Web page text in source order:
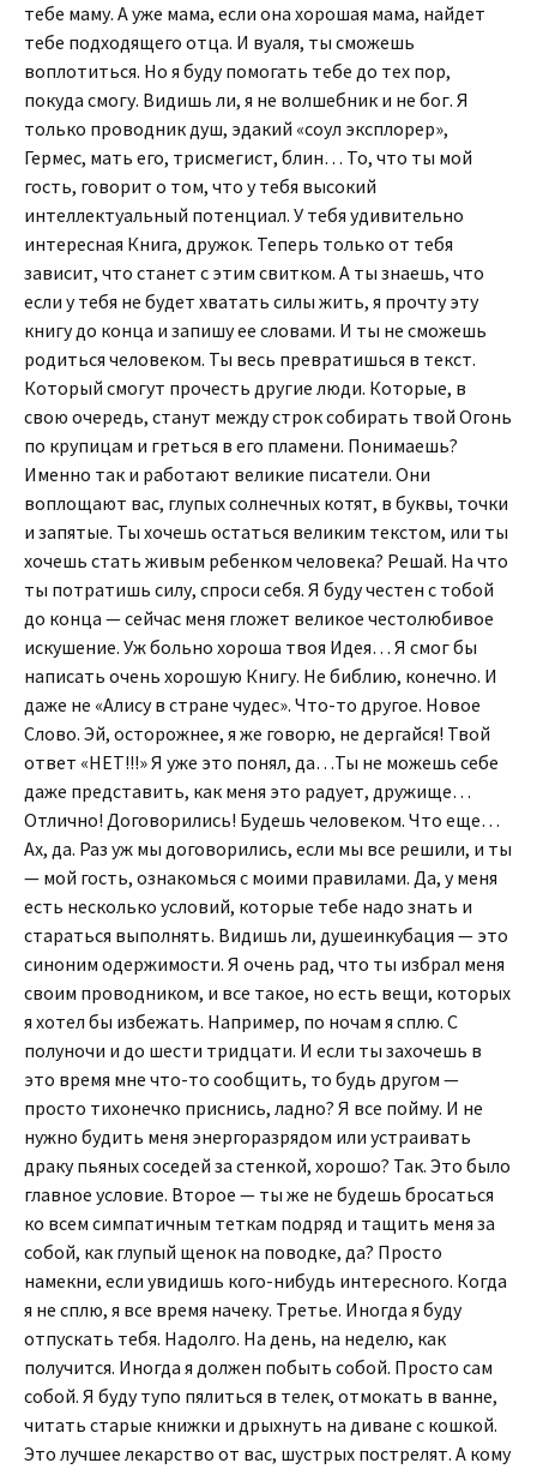
тебе маму. А уже мама, если она хорошая мама, найдет
тебе подходящего отца. И вуаля, ты сможешь
воплотиться. Но я буду помогать тебе до тех пор,
покуда смогу. Видишь ли, я не волшебник и не бог. Я
только проводник душ, эдакий «соул эксплорер»,
Гермес, мать его, трисмегист, блин… То, что ты мой
гость, говорит о том, что у тебя высокий
интеллектуальный потенциал. У тебя удивительно
интересная Книга, дружок. Теперь только от тебя
зависит, что станет с этим свитком. А ты знаешь, что
если у тебя не будет хватать силы жить, я прочту эту
книгу до конца и запишу ее словами. И ты не сможешь
родиться человеком. Ты весь превратишься в текст.
Который смогут прочесть другие люди. Которые, в
свою очередь, станут между строк собирать твой Огонь
по крупицам и греться в его пламени. Понимаешь?
Именно так и работают великие писатели. Они
воплощают вас, глупых солнечных котят, в буквы, точки
и запятые. Ты хочешь остаться великим текстом, или ты
хочешь стать живым ребенком человека? Решай. На что
ты потратишь силу, спроси себя. Я буду честен с тобой
до конца — сейчас меня гложет великое честолюбивое
искушение. Уж больно хороша твоя Идея… Я смог бы
написать очень хорошую Книгу. Не библию, конечно. И
даже не «Алису в стране чудес». Что-то другое. Новое
Слово. Эй, осторожнее, я же говорю, не дергайся! Твой
ответ «НЕТ!!!» Я уже это понял, да…Ты не можешь себе
даже представить, как меня это радует, дружище…
Отлично! Договорились! Будешь человеком. Что еще…
Ах, да. Раз уж мы договорились, если мы все решили, и ты
— мой гость, ознакомься с моими правилами. Да, у меня
есть несколько условий, которые тебе надо знать и
стараться выполнять. Видишь ли, душеинкубация — это
синоним одержимости. Я очень рад, что ты избрал меня
своим проводником, и все такое, но есть вещи, которых
я хотел бы избежать. Например, по ночам я сплю. С
полуночи и до шести тридцати. И если ты захочешь в
это время мне что-то сообщить, то будь другом —
просто тихонечко приснись, ладно? Я все пойму. И не
нужно будить меня энергоразрядом или устраивать
драку пьяных соседей за стенкой, хорошо? Так. Это было
главное условие. Второе — ты же не будешь бросаться
ко всем симпатичным теткам подряд и тащить меня за
собой, как глупый щенок на поводке, да? Просто
намекни, если увидишь кого-нибудь интересного. Когда
я не сплю, я все время начеку. Третье. Иногда я буду
отпускать тебя. Надолго. На день, на неделю, как
получится. Иногда я должен побыть собой. Просто сам
собой. Я буду тупо пялиться в телек, отмокать в ванне,
читать старые книжки и дрыхнуть на диване с кошкой.
Это лучшее лекарство от вас, шустрых пострелят. А кому